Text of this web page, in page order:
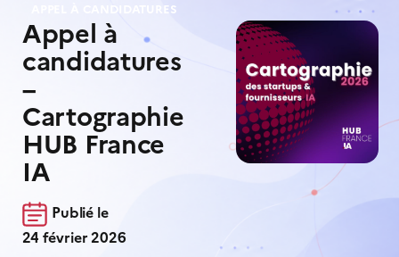
APPEL À CANDIDATURES
Appel à
candidatures
–
Cartographie
HUB France
IA
Publié le
24 février 2026